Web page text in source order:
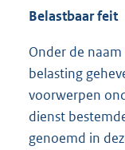
Belastbaar feit
Onder de
belasting
voorwerpen
dienst
genoemd in